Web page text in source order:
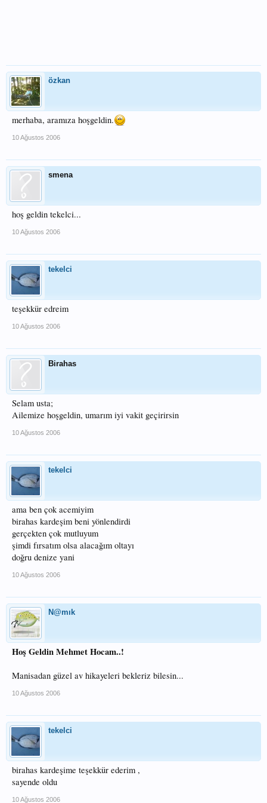
özkan
merhaba, aramıza hoşgeldin.
10 Ağustos 2006
smena
hoş geldin tekelci...
10 Ağustos 2006
tekelci
teşekkür edreim
10 Ağustos 2006
Birahas
Selam usta;
Ailemize hoşgeldin, umarım iyi vakit geçirirsin
10 Ağustos 2006
tekelci
ama ben çok acemiyim
birahas kardeşim beni yönlendirdi
gerçekten çok mutluyum
şimdi fırsatım olsa alacağım oltayı
doğru denize yani
10 Ağustos 2006
N@mık
Hoş Geldin Mehmet Hocam..!
Manisadan güzel av hikayeleri bekleriz bilesin...
10 Ağustos 2006
tekelci
birahas kardeşime teşekkür ederim ,
sayende oldu
10 Ağustos 2006